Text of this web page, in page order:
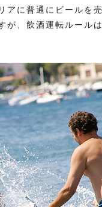
アに普通にビールを
が、飲酒運転ルール